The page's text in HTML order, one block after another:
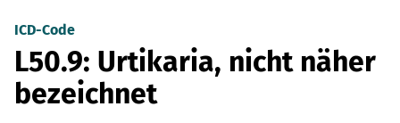
ICD-Code
L50.9: Urtikaria, nicht näher
bezeichnet